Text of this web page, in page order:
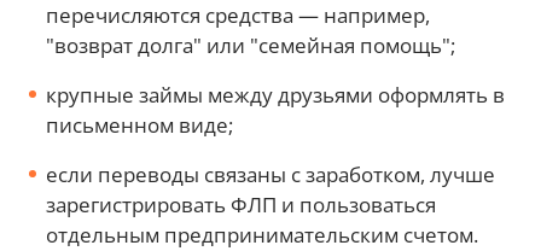
перечисляются средства — например,
"возврат долга" или "семейная помощь";
крупные займы между друзьями оформлять в
письменном виде;
если переводы связаны с заработком, лучше
зарегистрировать ФЛП и пользоваться
отдельным предпринимательским счетом.